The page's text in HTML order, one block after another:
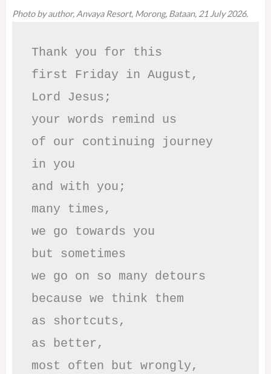
Photo by author, Anvaya Resort, Morong, Bataan, 21 July 2026.
Thank you for this
first Friday in August,
Lord Jesus;
your words remind us
of our continuing journey
in you
and with you;
many times,
we go towards you
but sometimes
we go on so many detours
because we think them
as shortcuts,
as better,
most often but wrongly,